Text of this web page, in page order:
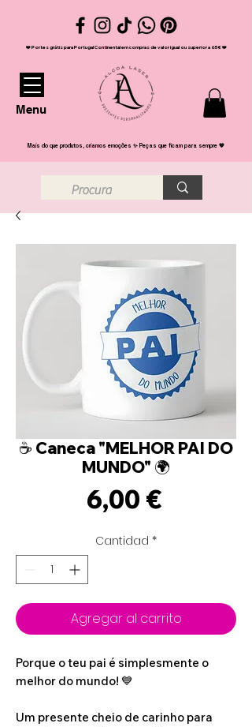
❤️ Portes grátis para Portugal Continental em compras de valor igual ou superior a 65€ ❤️
Menu
Mais do que produtos, criamos emoções ✨ Peças que ficam para sempre 💖
☕ Caneca "MELHOR PAI DO
MUNDO" 🌍
6,00 €Precio
Cantidad *
Agregar al carrito
Porque o teu pai é simplesmente o
melhor do mundo! 💙
Um presente cheio de carinho para